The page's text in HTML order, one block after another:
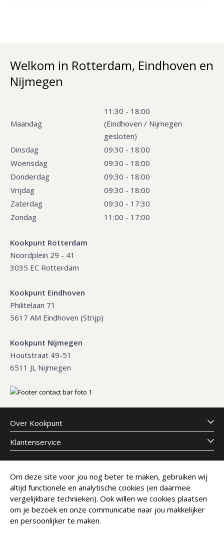
Welkom in Rotterdam, Eindhoven en
Nijmegen
Maandag
11:30 - 18:00
(Eindhoven / Nijmegen
gesloten)
Dinsdag
09:30 - 18:00
Woensdag
09:30 - 18:00
Donderdag
09:30 - 18:00
Vrijdag
09:30 - 18:00
Zaterdag
09:30 - 17:30
Zondag
11:00 - 17:00
Kookpunt Rotterdam
Noordplein 29 - 41
3035 EC Rotterdam
Kookpunt Eindhoven
Philitelaan 71
5617 AM Eindhoven (Strijp)
Kookpunt Nijmegen
Houtstraat 49-51
6511 JL Nijmegen
Over Kookpunt
Klantenservice
Meld je aan voor onze nieuwsbrief
E-mailadres
Abonneer
Om deze site voor jou nog beter te maken, gebruiken wij
altijd functionele en analytische cookies (en daarmee
vergelijkbare technieken). Ook willen we cookies plaatsen
om je bezoek en onze communicatie naar jou makkelijker
en persoonlijker te maken.